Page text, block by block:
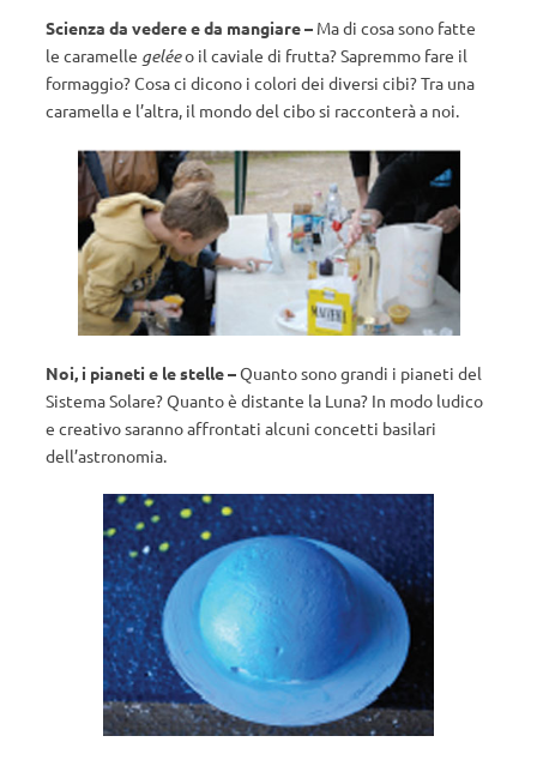
Scienza da vedere e da mangiare – Ma di cosa sono fatte
le caramelle geléeo il caviale di frutta? Sapremmo fare il
formaggio? Cosa ci dicono i colori dei diversi cibi? Tra una
caramella e l’altra, il mondo del cibo si racconterà a noi.
Noi, i pianeti e le stelle –Quanto sono grandi i pianeti del
Sistema Solare? Quanto è distante la Luna? In modo ludico
e creativo saranno affrontati alcuni concetti basilari
dell’astronomia.